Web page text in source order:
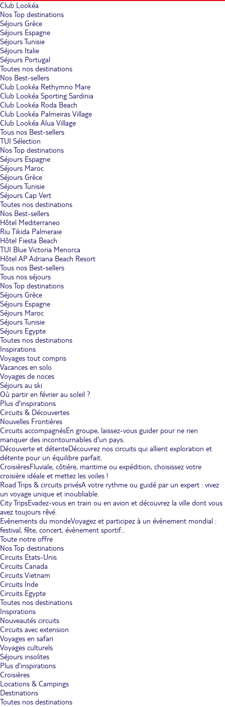
Club Lookéa
Nos Top destinations
Séjours Grèce
Séjours Espagne
Séjours Tunisie
Séjours Italie
Séjours Portugal
Toutes nos destinations
Nos Best-sellers
Club Lookéa Rethymno Mare
Club Lookéa Sporting Sardinia
Club Lookéa Roda Beach
Club Lookéa Palmeiras Village
Club Lookéa Alua Village
Tous nos Best-sellers
TUI Sélection
Nos Top destinations
Séjours Espagne
Séjours Maroc
Séjours Grèce
Séjours Tunisie
Séjours Cap Vert
Toutes nos destinations
Nos Best-sellers
Hôtel Mediterraneo
Riu Tikida Palmeraie
Hôtel Fiesta Beach
TUI Blue Victoria Menorca
Hôtel AP Adriana Beach Resort
Tous nos Best-sellers
Tous nos séjours
Nos Top destinations
Séjours Grèce
Séjours Espagne
Séjours Maroc
Séjours Tunisie
Séjours Egypte
Toutes nos destinations
Inspirations
Voyages tout compris
Vacances en solo
Voyages de noces
Séjours au ski
Où partir en février au soleil ?
Plus d'inspirations
Circuits & Découvertes
Nouvelles Frontières
Circuits accompagnésEn groupe, laissez-vous guider pour ne rien
manquer des incontournables d'un pays.
Découverte et détenteDécouvrez nos circuits qui allient exploration et
détente pour un équilibre parfait.
CroisièresFluviale, côtière, maritime ou expédition, choisissez votre
croisière idéale et mettez les voiles !
Road Trips & circuits privésA votre rythme ou guidé par un expert : vivez
un voyage unique et inoubliable.
City TripsEvadez-vous en train ou en avion et découvrez la ville dont vous
avez toujours rêvé.
Evènements du mondeVoyagez et participez à un évènement mondial :
festival, fête, concert, évènement sportif...
Toute notre offre
Nos Top destinations
Circuits Etats-Unis
Circuits Canada
Circuits Vietnam
Circuits Inde
Circuits Egypte
Toutes nos destinations
Inspirations
Nouveautés circuits
Circuits avec extension
Voyages en safari
Voyages culturels
Séjours insolites
Plus d'inspirations
Croisières
Locations & Campings
Destinations
Toutes nos destinations